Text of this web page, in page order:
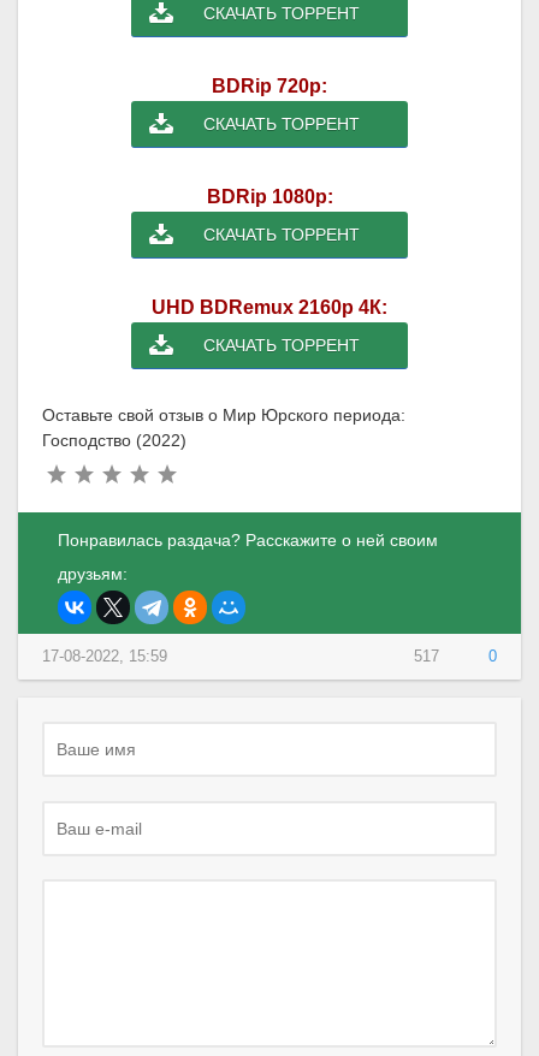
СКАЧАТЬ ТОРРЕНТ
BDRip 720p:
СКАЧАТЬ ТОРРЕНТ
BDRip 1080p:
СКАЧАТЬ ТОРРЕНТ
UHD BDRemux 2160p 4К:
СКАЧАТЬ ТОРРЕНТ
Оставьте свой отзыв о Мир Юрского периода:
Господство (2022)
Понравилась раздача? Расскажите о ней своим
друзьям:
517 0
17-08-2022, 15:59